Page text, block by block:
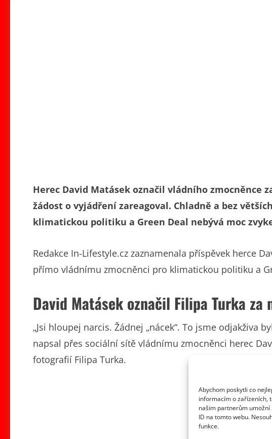
Abychom poskytli co
informacím o zařízeních,
našim partnerům umožní
ID na tomto webu.
funkce.
Herec David Matásek označil vládního zmocněnce
žádost o vyjádření zareagoval. Chladně a bez
klimatickou politiku a Green Deal nebývá moc
Redakce In-Lifestyle.cz zaznamenala příspěvek herce
přímo vládnímu zmocněnci pro klimatickou politiku a
David Matásek označil Filipa Turka za
„Jsi hloupej narcis. Žádnej „nácek“. To jsme odjakživa
napsal přes sociální sítě vládnímu zmocněnci herec
fotografií Filipa Turka.